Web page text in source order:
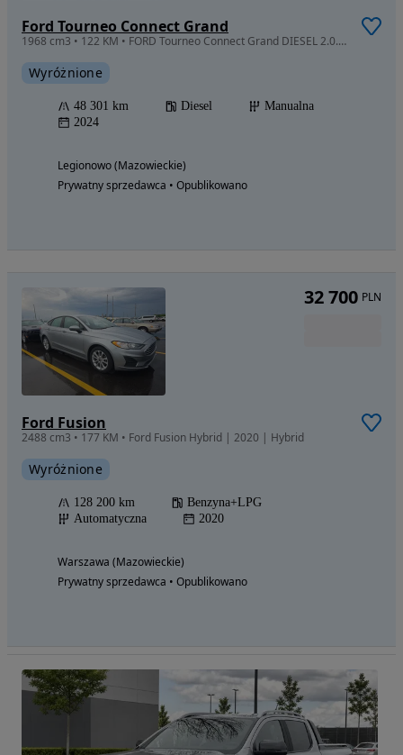
Ford Tourneo Connect Grand
1968 cm3 • 122 KM • FORD Tourneo Connect Grand DIESEL 2.0. ACTIVE, Cesja Leasingu !
Wyróżnione
48 301 km Diesel
Manualna
2024
Legionowo (Mazowieckie)
Prywatny sprzedawca • Opublikowano
Ford Fusion
2488 cm3 • 177 KM • Ford Fusion Hybrid | 2020 | Hybrid
Wyróżnione
128 200 km
Benzyna+LPG
Automatyczna
2020
Warszawa (Mazowieckie)
Prywatny sprzedawca • Opublikowano
32 700 PLN